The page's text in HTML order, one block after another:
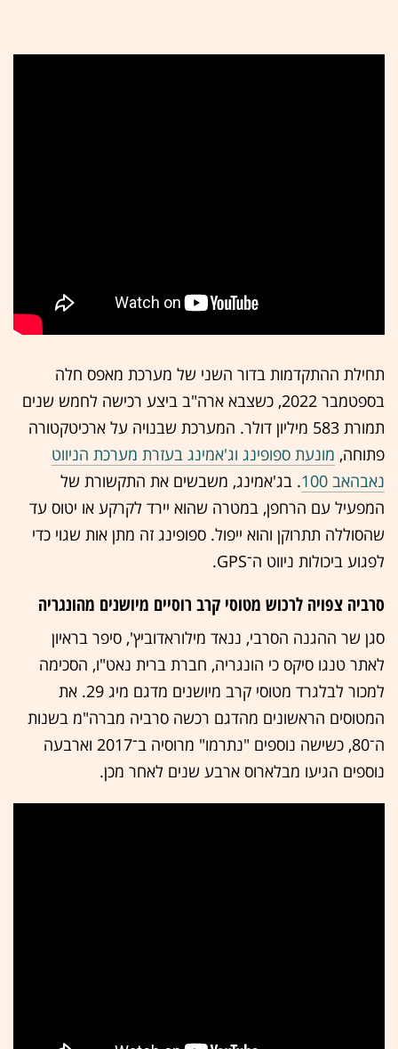
תחילת ההתקדמות בדור השני של מערכת מאפס חלה
בספטמבר 2022, כשצבא ארה"ב ביצע רכישה לחמש שנים
תמורת 583 מיליון דולר. המערכת שבנויה על ארכיטקטורה
פתוחה, מונעת ספופינג וג'אמינג בעזרת מערכת הניווט
נאבהאב 100
. בג'אמינג, משבשים את התקשורת של
המפעיל עם הרחפן, במטרה שהוא יירד לקרקע או יטוס עד
שהסוללה תתרוקן והוא ייפול. ספופינג זה מתן אות שגוי כדי
לפגוע ביכולות ניווט ה־GPS
.
סרביה צפויה לרכוש מטוסי קרב רוסיים מיושנים מהונגריה
סגן שר ההגנה הסרבי, ננאד מילוראדוביץ', סיפר בראיון
לאתר טנגו סיקס כי הונגריה, חברת ברית נאט"ו, הסכימה
למכור לבלגרד מטוסי קרב מיושנים מדגם מיג 29. את
המטוסים הראשונים מהדגם רכשה סרביה מברה"מ בשנות
ה־80, כשישה נוספים "נתרמו" מרוסיה ב־2017 וארבעה
נוספים הגיעו מבלארוס ארבע שנים לאחר מכן.